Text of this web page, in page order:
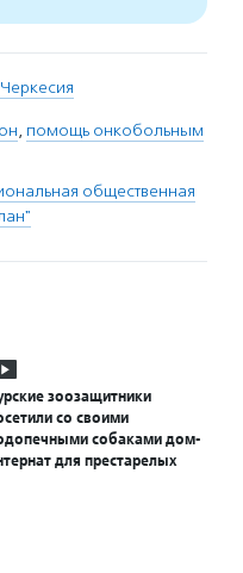
, помощь онкобольным
общественная
зоозащитники
со своими
собаками дом-
для престарелых